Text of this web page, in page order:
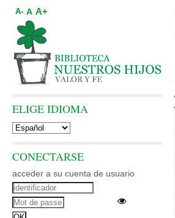
A- A A+
ELIGE IDIOMA
CONECTARSE
acceder a su cuenta de usuario